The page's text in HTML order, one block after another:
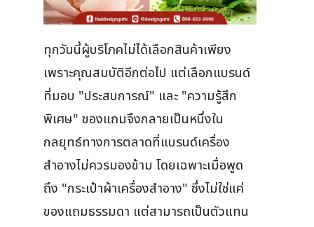
ทุกวันนี้ผู้บริโภคไม่ได้เลือกสินค้าเพียง
เพราะคุณสมบัติอีกต่อไป แต่เลือกแบรนด์
ที่มอบ "ประสบการณ์" และ "ความรู้สึก
พิเศษ" ของแถมจึงกลายเป็นหนึ่งใน
กลยุทธ์ทางการตลาดที่แบรนด์เครื่อง
สำอางไม่ควรมองข้าม โดยเฉพาะเมื่อพูด
ถึง "กระเป๋าผ้าเครื่องสำอาง" ซึ่งไม่ใช่แค่
ของแถมธรรมดา แต่สามารถเป็นตัวแทน